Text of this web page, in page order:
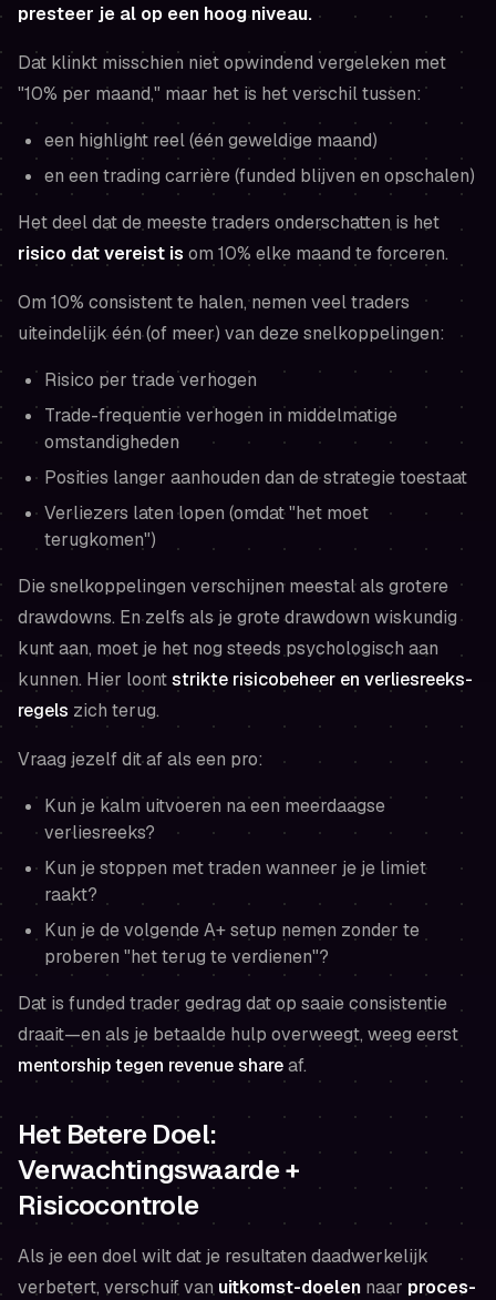
presteer je al op een hoog niveau.
Dat klinkt misschien niet opwindend vergeleken met
"10% per maand," maar het is het verschil tussen:
een highlight reel(één geweldige maand)
en een trading carrière(funded blijven en opschalen)
Het deel dat de meeste traders onderschatten is het
risico dat vereist is om 10% elke maand te forceren.
Om 10% consistent te halen, nemen veel traders
uiteindelijk één (of meer) van deze snelkoppelingen:
Risico per trade verhogen
Trade-frequentie verhogen in middelmatige
omstandigheden
Posities langer aanhouden dan de strategie toestaat
Verliezers laten lopen (omdat "het moet
terugkomen")
Die snelkoppelingen verschijnen meestal als grotere
drawdowns. En zelfs als je grote drawdown wiskundig
kunt aan, moet je het nog steeds psychologisch aan
kunnen. Hier loontstrikte risicobeheer en verliesreeks-
regels zich terug.
Vraag jezelf dit af als een pro:
Kun je kalm uitvoeren na een meerdaagse
verliesreeks?
Kun je stoppen met traden wanneer je je limiet
raakt?
Kun je de volgende A+ setup nemen zonder te
proberen "het terug te verdienen"?
Dat is funded trader gedrag dat op saaie consistentie
draait—en als je betaalde hulp overweegt, weeg eerst
mentorship tegen revenue shareaf.
Het Betere Doel:
Verwachtingswaarde +
Risicocontrole
Als je een doel wilt dat je resultaten daadwerkelijk
verbetert, verschuif van uitkomst-doelen naar proces-